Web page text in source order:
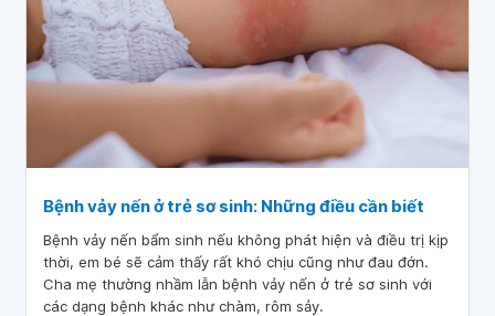
Bệnh vảy nến ở trẻ sơ sinh: Những điều cần biết
Bệnh vảy nến bẩm sinh nếu không phát hiện và điều trị kịp
thời, em bé sẽ cảm thấy rất khó chịu cũng như đau đớn.
Cha mẹ thường nhầm lẫn bệnh vảy nến ở trẻ sơ sinh với
các dạng bệnh khác như chàm, rôm sảy.